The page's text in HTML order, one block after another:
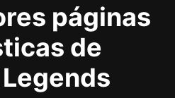
páginas
de